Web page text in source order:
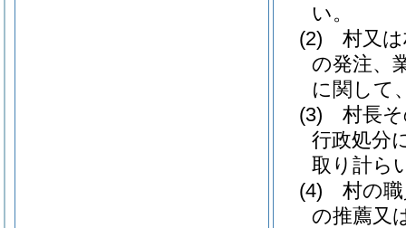
い。
(2)
村又
の発注、
に関して
(3)
村長
行政処分
取り計ら
(4)
村の
の推薦又